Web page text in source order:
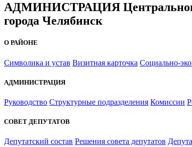
АДМИНИСТРАЦИЯ
города Челябинск
О РАЙОНЕ
Символика и устав Визитная карточка Социально-
АДМИНИСТРАЦИЯ
Руководство Структурные подразделения Комиссии
СОВЕТ ДЕПУТАТОВ
Депутатский состав Решения совета депутатов